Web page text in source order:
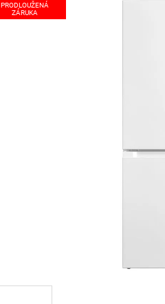
PRODLOUŽENÁ
ZÁRUKA